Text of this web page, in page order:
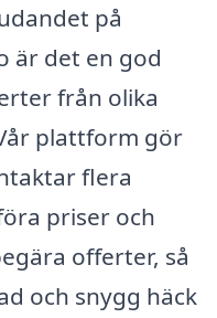
på
är det en god
från olika
plattform gör
flera
priser och
offerter, så
och snygg häck